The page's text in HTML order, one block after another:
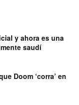
y ahora es una
saudí
Doom ‘corra’ en